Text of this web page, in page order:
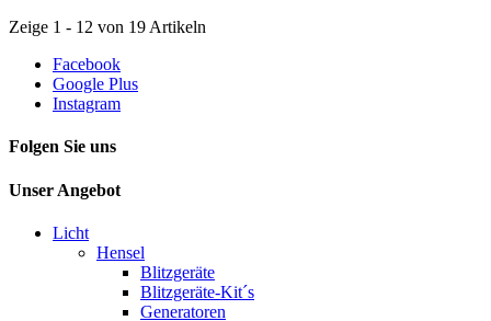
Zeige 1 - 12 von 19 Artikeln
Facebook
Google Plus
Instagram
Folgen Sie uns
Unser Angebot
Licht
Hensel
Blitzgeräte
Blitzgeräte-Kit´s
Generatoren